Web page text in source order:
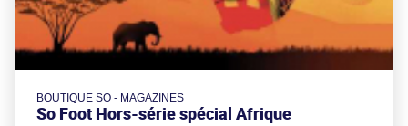
BOUTIQUE SO - MAGAZINES
So Foot Hors-série spécial Afrique